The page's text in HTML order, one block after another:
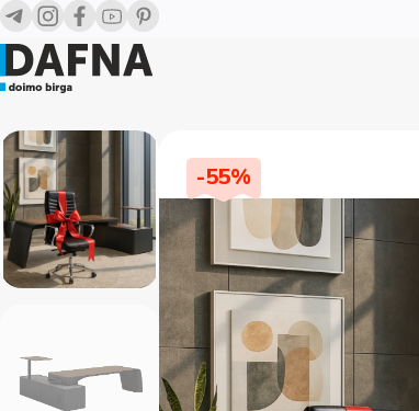
-55%